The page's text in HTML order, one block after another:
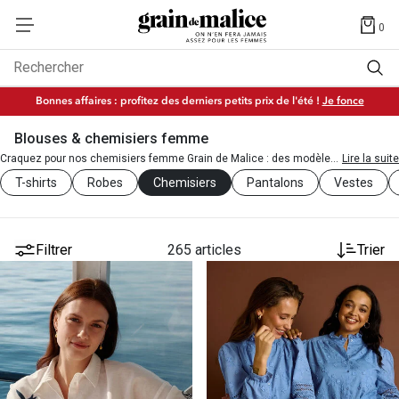
0
Rechercher
Bonnes affaires : profitez des derniers petits prix de l'été ! Je fonce
Blouses & chemisiers femme
Craquez pour nos chemisiers femme Grain de Malice : des modèles
fluides, élégants et tendance à porter en toutes occasions.
Lire la suite
T-shirts Robes Chemisiers Pantalons Vestes
Filtrer 265 articles Trier